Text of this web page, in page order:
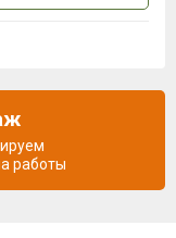
работы